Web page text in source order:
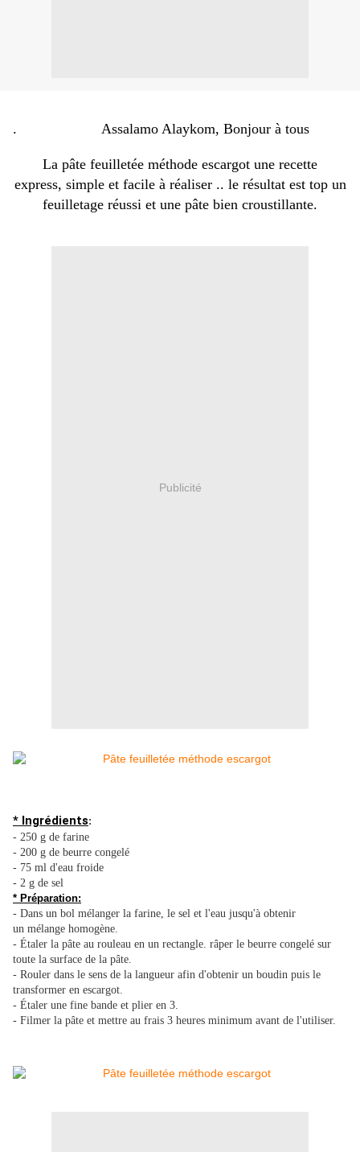
. Assalamo Alaykom, Bonjour à tous
La pâte feuilletée méthode escargot une recette
express, simple et facile à réaliser .. le résultat est top un
feuilletage réussi et une pâte bien croustillante.
Publicité
* Ingrédients:
- 250 g de farine
- 200 g de beurre congelé
- 75 ml d'eau froide
- 2 g de sel
* Préparation:
- Dans un bol mélanger la farine, le sel et l'eau jusqu'à obtenir
un mélange homogène.
- Étaler la pâte au rouleau en un rectangle. râper le beurre congelé sur
toute la surface de la pâte.
- Rouler dans le sens de la langueur afin d'obtenir un boudin puis le
transformer en escargot.
- Étaler une fine bande et plier en 3.
- Filmer la pâte et mettre au frais 3 heures minimum avant de l'utiliser.